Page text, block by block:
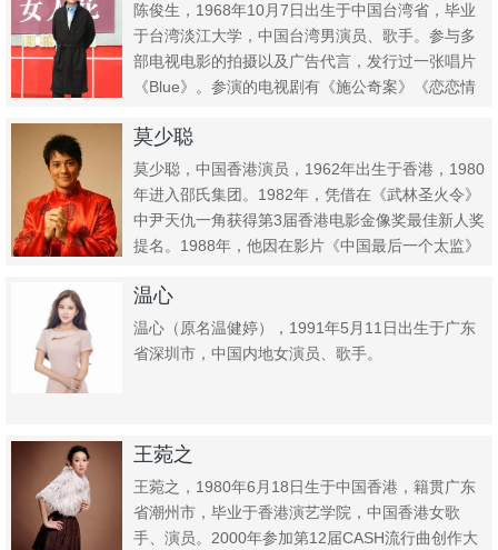
陈俊生，1968年10月7日出生于中国台湾省，毕业
于台湾淡江大学，中国台湾男演员、歌手。参与多
部电视电影的拍摄以及广告代言，发行过一张唱片
《Blue》。参演的电视剧有《施公奇案》《恋恋情
莫少聪
莫少聪，中国香港演员，1962年出生于香港，1980
年进入邵氏集团。1982年，凭借在《武林圣火令》
中尹天仇一角获得第3届香港电影金像奖最佳新人奖
提名。1988年，他因在影片《中国最后一个太监》
温心
温心（原名温健婷），1991年5月11日出生于广东
省深圳市，中国内地女演员、歌手。
王菀之
王菀之，1980年6月18日生于中国香港，籍贯广东
省潮州市，毕业于香港演艺学院，中国香港女歌
手、演员。2000年参加第12届CASH流行曲创作大